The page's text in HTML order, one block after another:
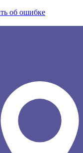
об ошибке